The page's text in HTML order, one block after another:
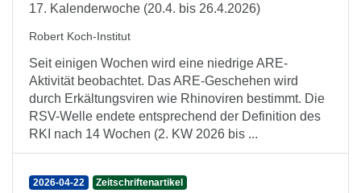
17. Kalenderwoche (20.4. bis 26.4.2026)
Robert Koch-Institut
Seit einigen Wochen wird eine niedrige ARE-
Aktivität beobachtet. Das ARE-Geschehen wird
durch Erkältungsviren wie Rhinoviren bestimmt. Die
RSV-Welle endete entsprechend der Definition des
RKI nach 14 Wochen (2. KW 2026 bis ...
2026-04-22 Zeitschriftenartikel